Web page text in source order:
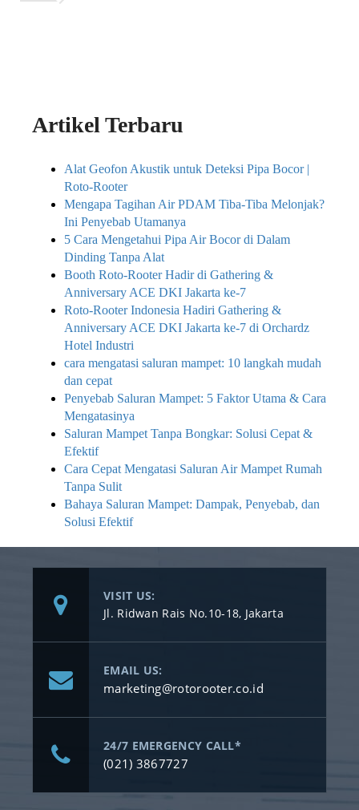
Artikel Terbaru
Alat Geofon Akustik untuk Deteksi Pipa Bocor |
Roto-Rooter
Mengapa Tagihan Air PDAM Tiba-Tiba Melonjak?
Ini Penyebab Utamanya
5 Cara Mengetahui Pipa Air Bocor di Dalam
Dinding Tanpa Alat
Booth Roto-Rooter Hadir di Gathering &
Anniversary ACE DKI Jakarta ke-7
Roto-Rooter Indonesia Hadiri Gathering &
Anniversary ACE DKI Jakarta ke-7 di Orchardz
Hotel Industri
cara mengatasi saluran mampet: 10 langkah mudah
dan cepat
Penyebab Saluran Mampet: 5 Faktor Utama & Cara
Mengatasinya
Saluran Mampet Tanpa Bongkar: Solusi Cepat &
Efektif
Cara Cepat Mengatasi Saluran Air Mampet Rumah
Tanpa Sulit
Bahaya Saluran Mampet: Dampak, Penyebab, dan
Solusi Efektif
VISIT US:
Jl. Ridwan Rais No.10-18, Jakarta
EMAIL US:
marketing@rotorooter.co.id
24/7 EMERGENCY CALL*
(021) 3867727